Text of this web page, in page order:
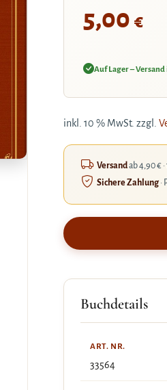
5,00 €
Auf Lager – Versand
inkl. 10 % MwSt. zzgl.
Versandab 4,90 €
Sichere Zahlung·
Buchdetails
ART. NR.
33564